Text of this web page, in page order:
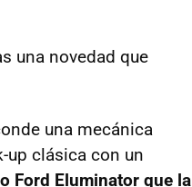
una novedad que
una mecánica
up clásica con un
Ford Eluminator que la